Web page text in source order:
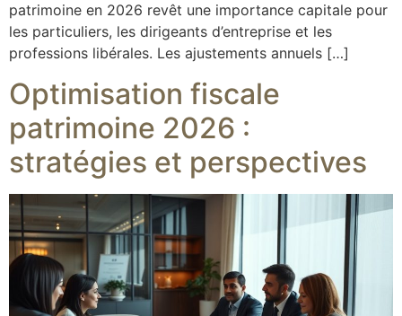
patrimoine en 2026 revêt une importance capitale pour
les particuliers, les dirigeants d’entreprise et les
professions libérales. Les ajustements annuels […]
Optimisation fiscale
patrimoine 2026 :
stratégies et perspectives